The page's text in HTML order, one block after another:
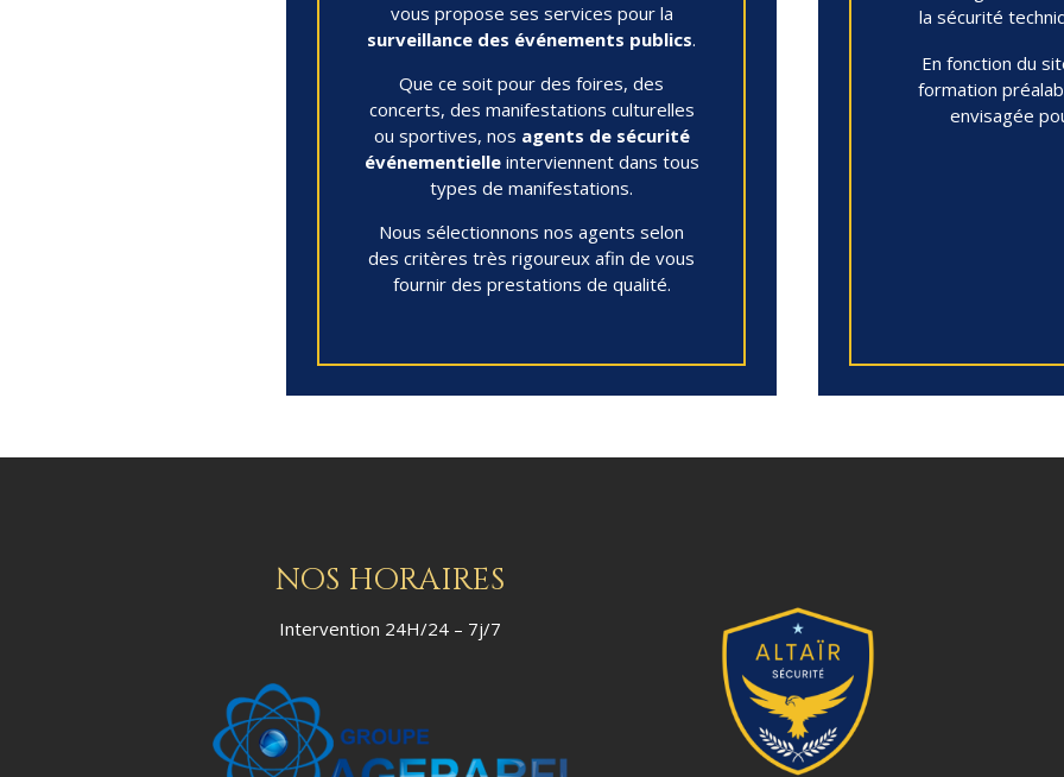
vous propose ses services pour la
surveillance des événements publics.
Que ce soit pour des foires, des
concerts, des manifestations culturelles
ou sportives, nos agents de sécurité
événementielleinterviennent dans tous
types de manifestations.
Nous sélectionnons nos agents selon
des critères très rigoureux afin de vous
fournir des prestations de qualité.
la sécurité
En fonction du
formation
envisagée
NOS HORAIRES
Intervention 24H/24 – 7j/7